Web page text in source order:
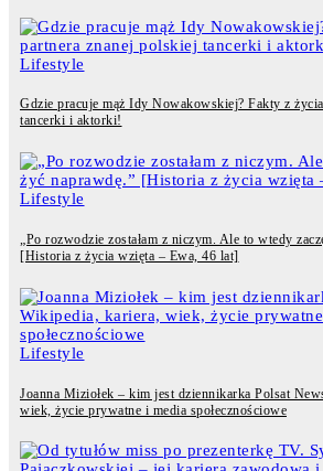
Lifestyle
Gdzie pracuje mąż Idy Nowakowskiej? Fakty z
tancerki i aktorki!
Lifestyle
„Po rozwodzie zostałam z niczym. Ale to wtedy
[Historia z życia wzięta – Ewa, 46 lat]
Lifestyle
Joanna Miziołek – kim jest dziennikarka Polsat
wiek, życie prywatne i media społecznościowe